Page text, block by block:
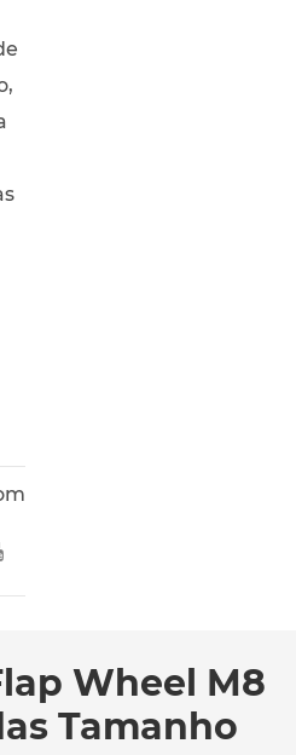
Wheel M8
Tamanho